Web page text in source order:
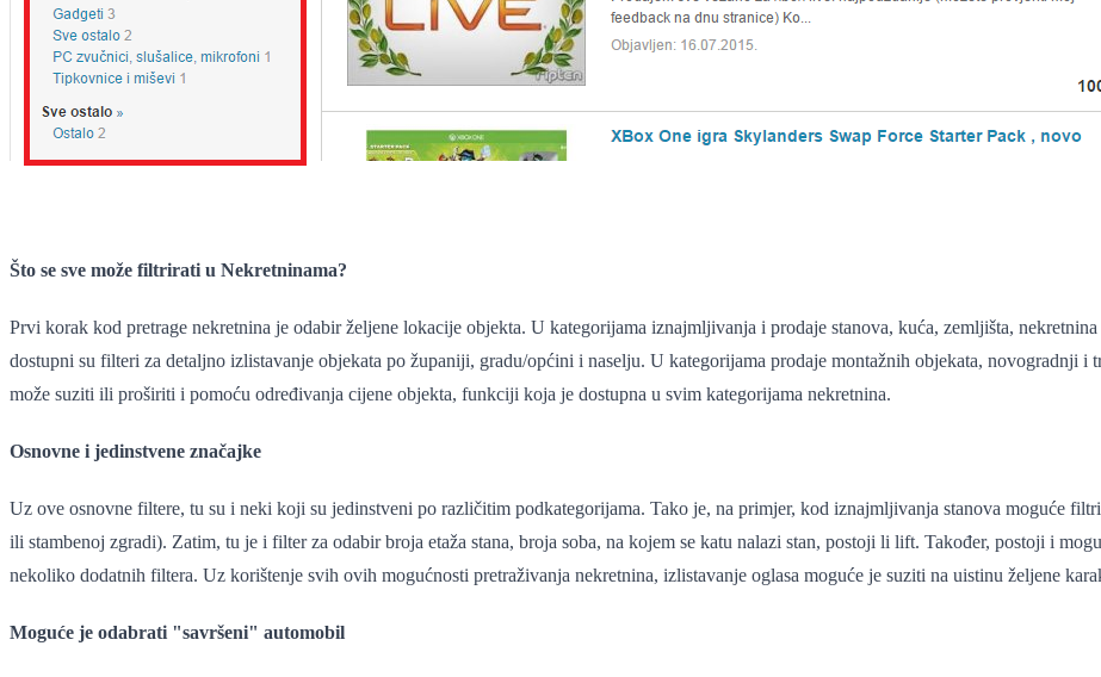
Što se sve može filtrirati u Nekretninama?
Prvi korak kod pretrage nekretnina je odabir željene lokacije objekta. U kategorijama iznajmljivanja i prodaje stanova, kuća, zemljišta,
dostupni su filteri za detaljno izlistavanje objekata po županiji, gradu/općini i naselju. U kategorijama prodaje montažnih objekata, novogradnji i
može suziti ili proširiti i pomoću određivanja cijene objekta, funkciji koja je dostupna u svim kategorijama nekretnina.
Osnovne i jedinstvene značajke
Uz ove osnovne filtere, tu su i neki koji su jedinstveni po različitim podkategorijama. Tako je, na primjer, kod iznajmljivanja stanova moguće
ili stambenoj zgradi). Zatim, tu je i filter za odabir broja etaža stana, broja soba, na kojem se katu nalazi stan, postoji li lift. Također, postoji i
nekoliko dodatnih filtera. Uz korištenje svih ovih mogućnosti pretraživanja nekretnina, izlistavanje oglasa moguće je suziti na uistinu željene
Moguće je odabrati "savršeni" automobil